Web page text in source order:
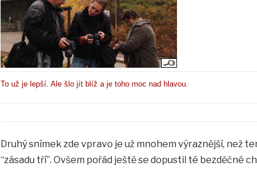
To už je lepší. Ale šlo jít blíž a je toho moc nad hlavou.
Druhý snímek zde vpravo je už mnohem výraznější, než
“zásadu tří”. Ovšem pořád ještě se dopustil té bezděčné